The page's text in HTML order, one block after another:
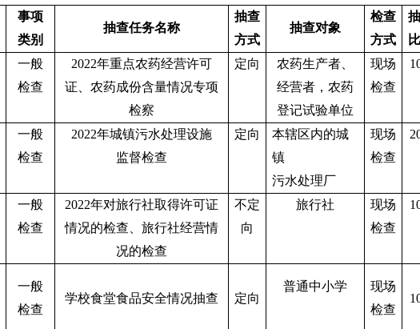
事项
类别
抽查任务名称
抽查
方式
抽查对象
检查
方式
一般
检查
2022年重点农药经营许可
证、农药成份含量情况专项
检察
定向
农药生产者、
经营者，农药
登记试验单位
现场
检查
一般
检查
2022年城镇污水处理设施
监督检查
定向
本辖区内的城
镇
污水处理厂
现场
检查
一般
检查
2022年对旅行社取得许可证
情况的检查、旅行社经营情
况的检查
不定
向
旅行社
现场
检查
一般
检查
学校食堂食品安全情况抽查 定向
普通中小学
现场
检查